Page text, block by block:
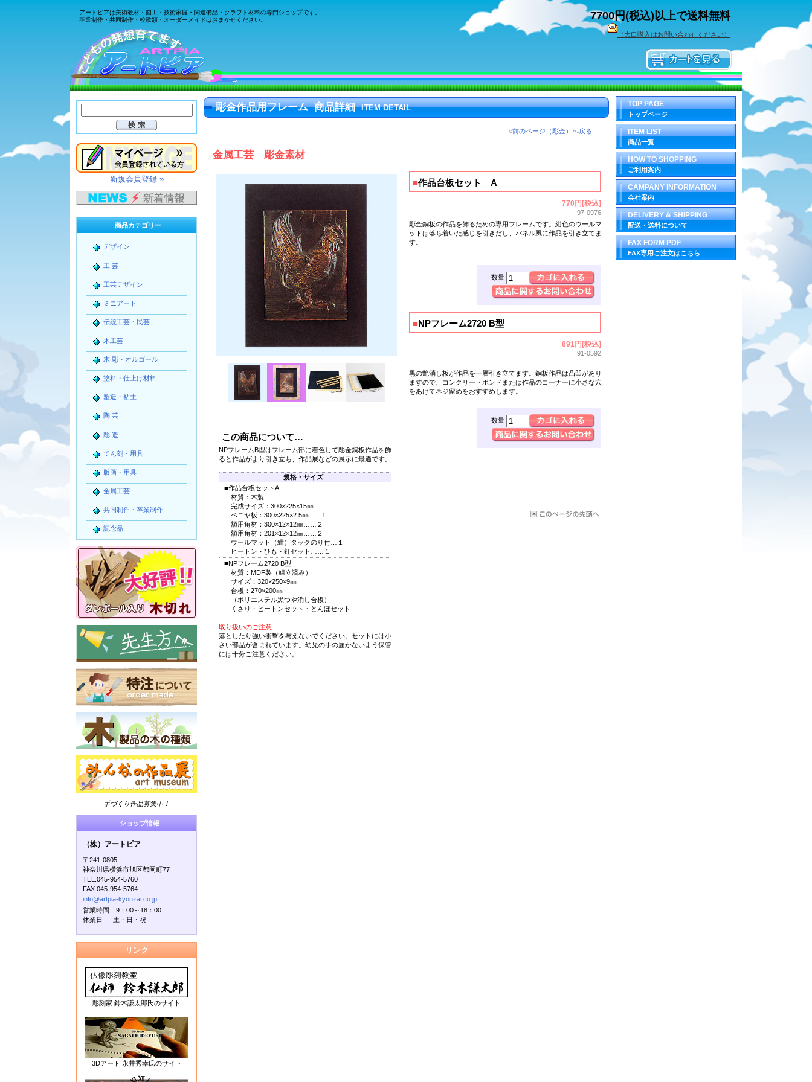
アートピアは美術教材・図工・技術家庭・関連備品・クラフト材料の専門ショップです。
卒業制作・共同制作・校歌額・オーダーメイドはおまかせください。
7700円(税込)以上で送料無料
（大口購入はお問い合わせください）
彫金作品用フレーム 商品詳細 ITEM DETAIL
«前のページ（彫金）へ戻る
金属工芸 彫金素材
■作品台板セット A
770円[税込]
97-0976
彫金銅板の作品を飾るための専用フレームです。紺色のウールマ
ットは落ち着いた感じを引きだし、パネル風に作品を引き立てま
す。
数量
■NPフレーム2720 B型
891円[税込]
91-0592
黒の艶消し板が作品を一層引き立てます。銅板作品は凸凹があり
ますので、コンクリートボンドまたは作品のコーナーに小さな穴
をあけてネジ留めをおすすめします。
数量
この商品について…
NPフレームB型はフレーム部に着色して彫金銅板作品を飾
ると作品がより引き立ち、作品展などの展示に最適です。
規格・サイズ
■作品台板セットA
材質：木製
完成サイズ：300×225×15㎜
ベニヤ板：300×225×2.5㎜……1
額用角材：300×12×12㎜……２
額用角材：201×12×12㎜……２
ウールマット（紺）タックのり付…１
ヒートン・ひも・釘セット……１
■NPフレーム2720 B型
材質：MDF製（組立済み）
サイズ：320×250×9㎜
台板：270×200㎜
（ポリエステル黒つや消し合板）
くさり・ヒートンセット・とんぼセット
取り扱いのご注意…
落としたり強い衝撃を与えないでください。セットには小
さい部品が含まれています。幼児の手の届かないよう保管
には十分ご注意ください。
TOP PAGE
トップページ
ITEM LIST
商品一覧
HOW TO SHOPPING
ご利用案内
CAMPANY INFORMATION
会社案内
DELIVERY & SHIPPING
配送・送料について
FAX FORM PDF
FAX専用ご注文はこちら
新規会員登録 »
商品カテゴリー
デザイン
工 芸
工芸デザイン
ミニアート
伝統工芸・民芸
木工芸
木 彫・オルゴール
塗料・仕上げ材料
塑造・粘土
陶 芸
彫 造
てん刻・用具
版画・用具
金属工芸
共同制作・卒業制作
記念品
手づくり作品募集中！
ショップ情報
（株）アートピア
〒241-0805
神奈川県横浜市旭区都岡町77
TEL.045-954-5760
FAX.045-954-5764
info@artpia-kyouzai.co.jp
営業時間 9：00～18：00
休業日 土・日・祝
リンク
彫刻家 鈴木謙太郎氏のサイト
3Dアート 永井秀幸氏のサイト